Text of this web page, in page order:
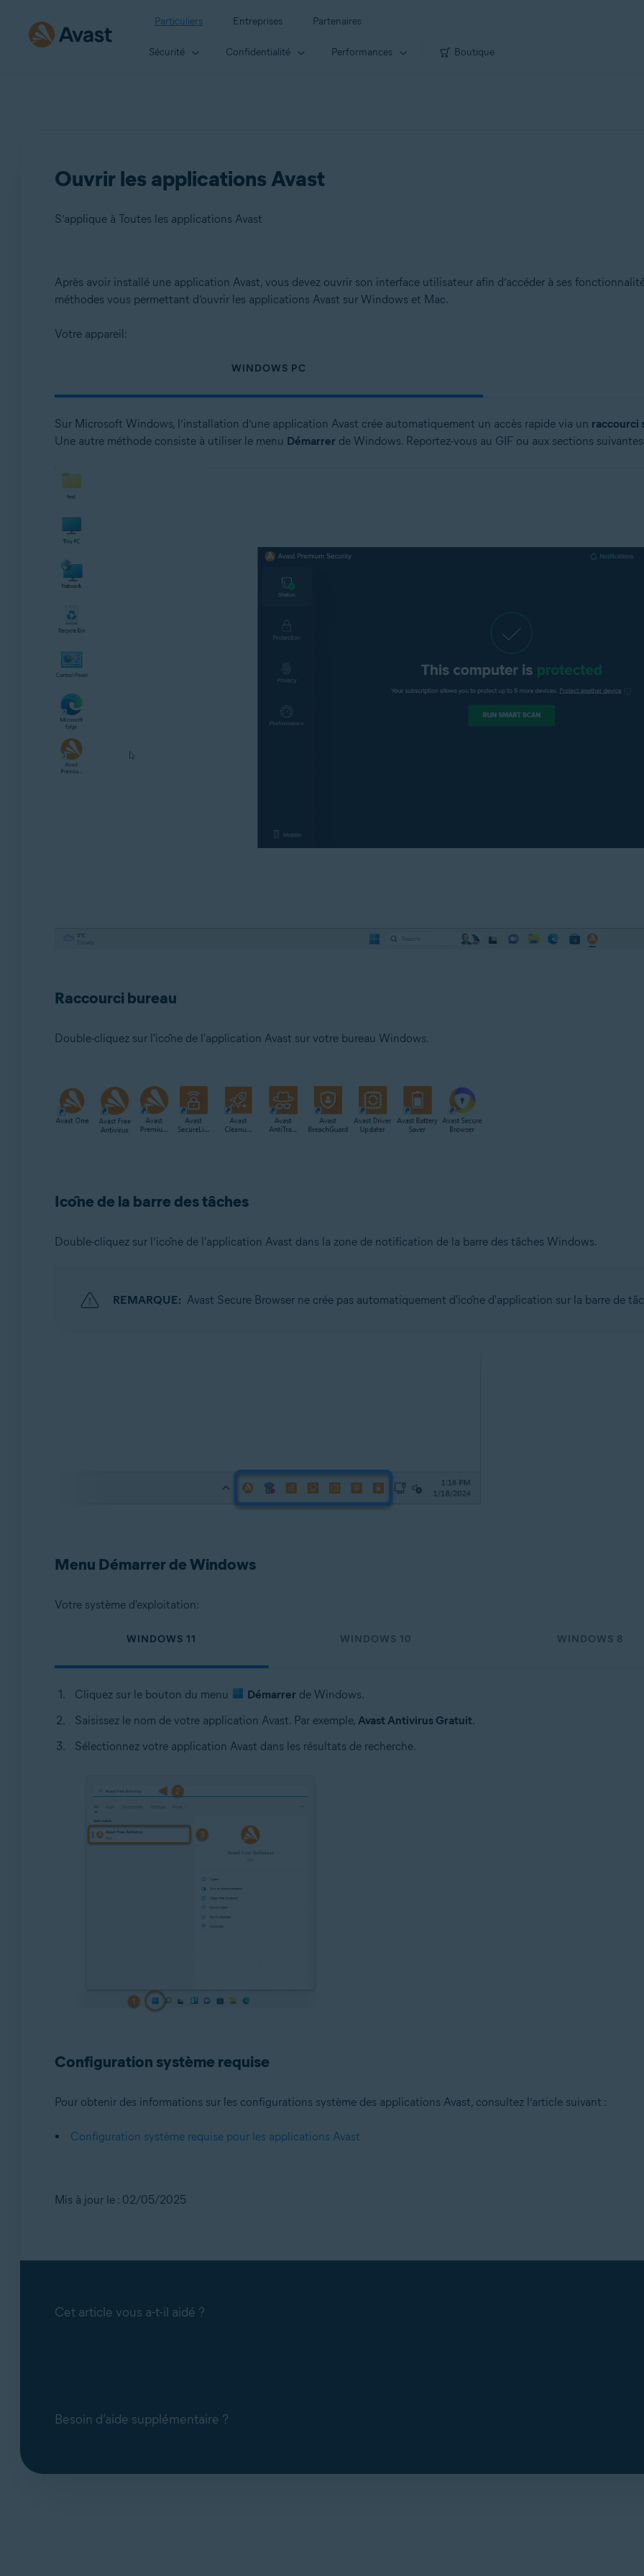
Particuliers Entreprises Partenaires
Sécurité Confidentialité Performances Boutique
Ouvrir les applications Avast
S’applique à Toutes les applications Avast
Produits:
Toutes les applications Avast
Systèmes d'exploitation:
Après avoir installé une application Avast, vous devez ouvrir son interface utilisateur afin d’accéder à ses
méthodes vous permettant d’ouvrir les applications Avast sur Windows et Mac.
Votre appareil:
WINDOWS PC
Sur Microsoft Windows, l’installation d’une application Avast crée automatiquement un accès rapide via un raccourci
Une autre méthode consiste à utiliser le menu Démarrer de Windows. Reportez-vous au GIF ou aux sections
Raccourci bureau
Double-cliquez sur l'icône de l'application Avast sur votre bureau Windows.
Icône de la barre des tâches
Double-cliquez sur l’icône de l'application Avast dans la zone de notification de la barre des tâches Windows.
REMARQUE: Avast Secure Browser ne crée pas automatiquement d'icône d'application sur la barre de
Menu Démarrer de Windows
Votre système d'exploitation:
WINDOWS 11 WINDOWS 10 WINDOWS 8
Cliquez sur le bouton du menu Démarrer de Windows.
Saisissez le nom de votre application Avast. Par exemple, Avast Antivirus Gratuit.
Sélectionnez votre application Avast dans les résultats de recherche.
Configuration système requise
Pour obtenir des informations sur les configurations système des applications Avast, consultez l’article suivant :
Configuration système requise pour les applications Avast
Mis à jour le : 02/05/2025
Cet article vous a-t-il aidé ?
Besoin d’aide supplémentaire ?